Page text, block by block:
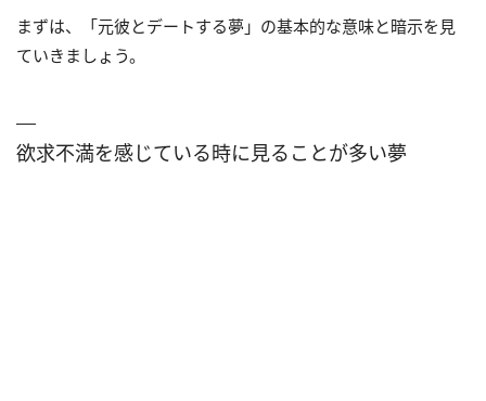
まずは、「元彼とデートする夢」の基本的な意味と暗示を見
ていきましょう。
欲求不満を感じている時に見ることが多い夢